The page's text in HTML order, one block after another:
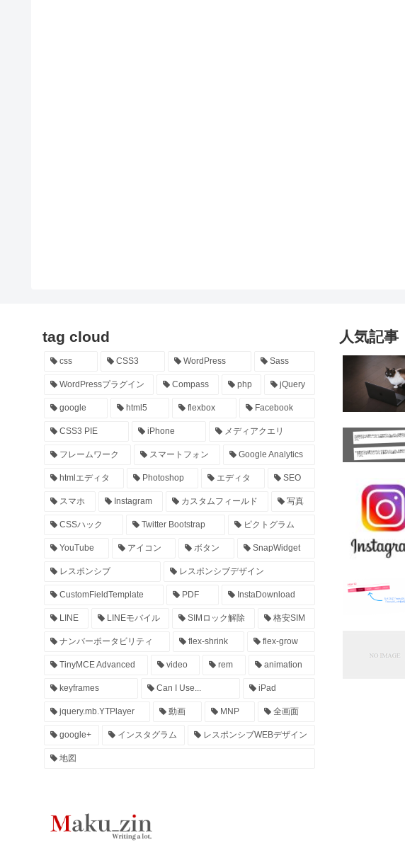
tag cloud
css CSS3 WordPress Sass
WordPressプラグイン Compass php jQuery
google html5 flexbox Facebook
CSS3 PIE iPhone メディアクエリ
フレームワーク スマートフォン Google Analytics
htmlエディタ Photoshop エディタ SEO
スマホ Instagram カスタムフィールド 写真
CSSハック Twitter Bootstrap ピクトグラム
YouTube アイコン ボタン SnapWidget
レスポンシブ レスポンシブデザイン
CustomFieldTemplate PDF InstaDownload
LINE LINEモバイル SIMロック解除 格安SIM
ナンバーポータビリティ flex-shrink flex-grow
TinyMCE Advanced video rem animation
keyframes Can I Use... iPad
jquery.mb.YTPlayer 動画 MNP 全画面
google+ インスタグラム レスポンシブWEBデザイン
地図
人気記事